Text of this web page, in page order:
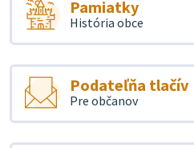
Pamiatky
História obce
Podateľňa tlačív
Pre občanov